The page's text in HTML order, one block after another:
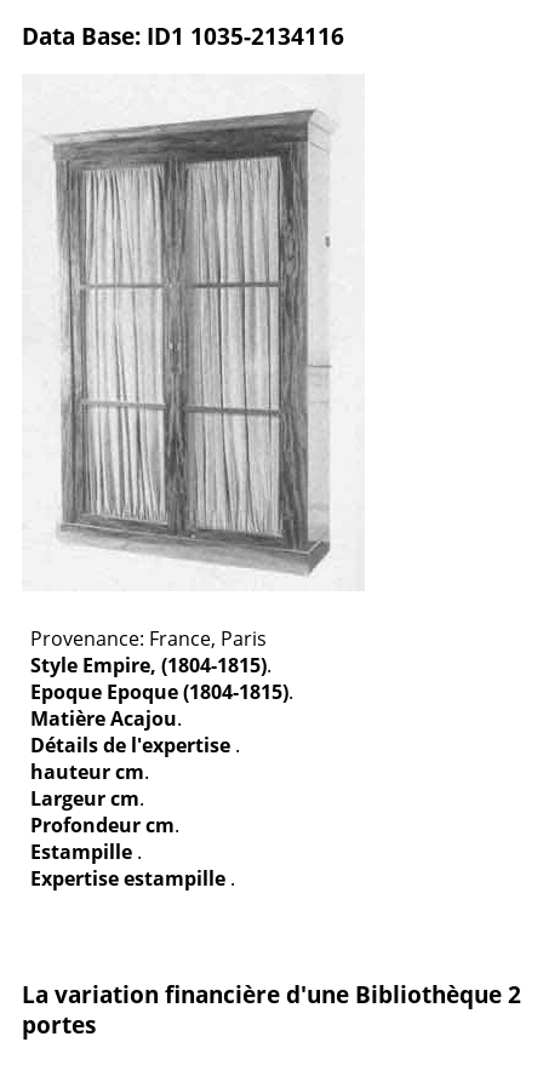
Data Base: ID1 1035-2134116
Provenance: France, Paris
Style Empire, (1804-1815).
Epoque Epoque (1804-1815).
Matière Acajou.
Détails de l'expertise .
hauteur cm.
Largeur cm.
Profondeur cm.
Estampille .
Expertise estampille .
La variation financière d'une Bibliothèque 2
portes